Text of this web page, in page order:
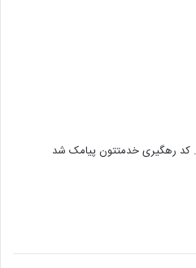
رهگیری خدمتتون پیامک شد